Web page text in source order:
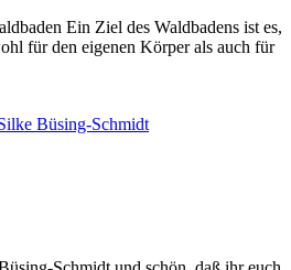
Ein Ziel des Waldbadens ist es,
für den eigenen Körper als auch für
Büsing-Schmidt